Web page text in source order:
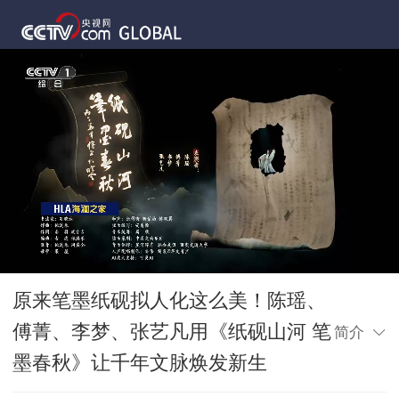
原来笔墨纸砚拟人化这么美！陈瑶、
傅菁、李梦、张艺凡用《纸砚山河 笔
墨春秋》让千年文脉焕发新生
简介